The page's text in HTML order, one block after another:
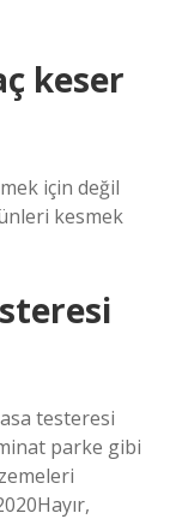
keser
için değil
kesmek
testeresi
parke gibi